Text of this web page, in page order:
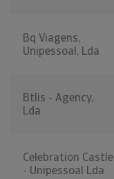
Bq Viagens,
Unipessoal, Lda
Btlis - Agency,
Lda
Celebration Castle
- Unipessoal Lda